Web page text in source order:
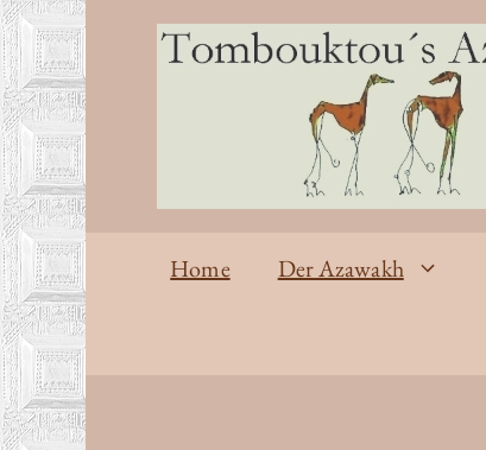
Zum
Inhalt
springen
Home Der Azawakh